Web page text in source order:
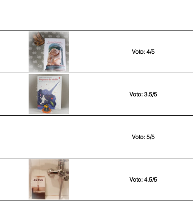
Voto: 4/5
Voto: 3.5/5
Voto: 5/5
Voto: 4.5/5